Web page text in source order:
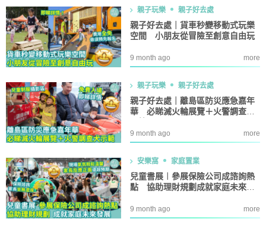
親子玩樂 親子好去處
親子好去處｜貨車秒變移動式玩樂
空間 小朋友從冒險至創意自由玩
9 month ago more
親子玩樂 親子好去處
親子好去處｜離島區防災應急嘉年
華 必睇滅火輪展覽＋火警調查犬
9 month ago more
安樂窩 家庭置業
兒童書展︱參展保險公司成諮詢熱
點 協助理財規劃成就家庭未來發
9 month ago more